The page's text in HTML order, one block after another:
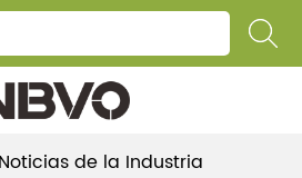
Noticias de la Industria